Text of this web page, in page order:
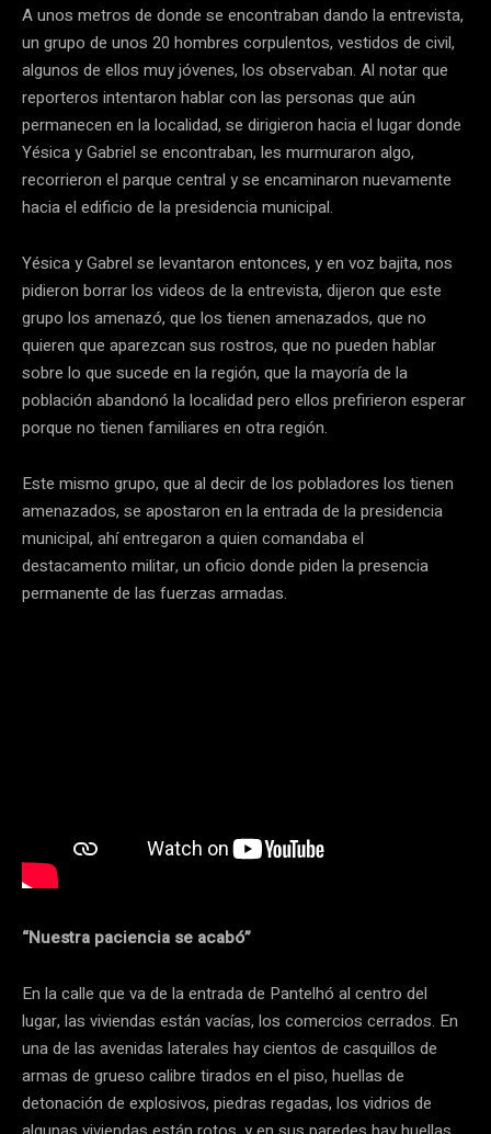
A unos metros de donde se encontraban dando la entrevista,
un grupo de unos 20 hombres corpulentos, vestidos de civil,
algunos de ellos muy jóvenes, los observaban. Al notar que
reporteros intentaron hablar con las personas que aún
permanecen en la localidad, se dirigieron hacia el lugar donde
Yésica y Gabriel se encontraban, les murmuraron algo,
recorrieron el parque central y se encaminaron nuevamente
hacia el edificio de la presidencia municipal.
Yésica y Gabrel se levantaron entonces, y en voz bajita, nos
pidieron borrar los videos de la entrevista, dijeron que este
grupo los amenazó, que los tienen amenazados, que no
quieren que aparezcan sus rostros, que no pueden hablar
sobre lo que sucede en la región, que la mayoría de la
población abandonó la localidad pero ellos prefirieron esperar
porque no tienen familiares en otra región.
Este mismo grupo, que al decir de los pobladores los tienen
amenazados, se apostaron en la entrada de la presidencia
municipal, ahí entregaron a quien comandaba el
destacamento militar, un oficio donde piden la presencia
permanente de las fuerzas armadas.
“Nuestra paciencia se acabó”
En la calle que va de la entrada de Pantelhó al centro del
lugar, las viviendas están vacías, los comercios cerrados. En
una de las avenidas laterales hay cientos de casquillos de
armas de grueso calibre tirados en el piso, huellas de
detonación de explosivos, piedras regadas, los vidrios de